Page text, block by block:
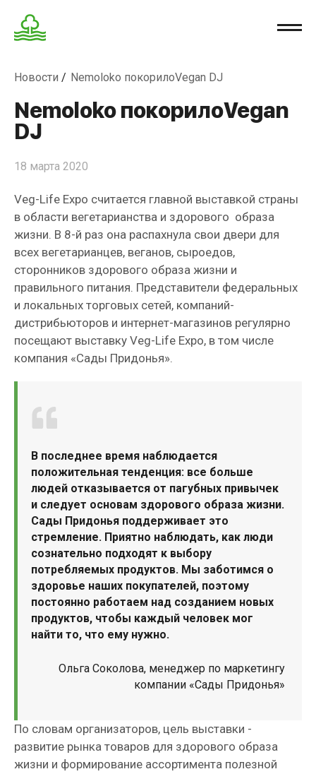
Новости Nemoloko покорилоVegan DJ
Nemoloko покорилоVegan
DJ
18 марта 2020
Veg-Life Expo считается главной выставкой страны
в области вегетарианства и здорового образа
жизни. В 8-й раз она распахнула свои двери для
всех вегетарианцев, веганов, сыроедов,
сторонников здорового образа жизни и
правильного питания. Представители федеральных
и локальных торговых сетей, компаний-
дистрибьюторов и интернет-магазинов регулярно
посещают выставку Veg-Life Expo, в том числе
компания «Сады Придонья».
В последнее время наблюдается
положительная тенденция: все больше
людей отказывается от пагубных привычек
и следует основам здорового образа жизни.
Сады Придонья поддерживает это
стремление. Приятно наблюдать, как люди
сознательно подходят к выбору
потребляемых продуктов. Мы заботимся о
здоровье наших покупателей, поэтому
постоянно работаем над созданием новых
продуктов, чтобы каждый человек мог
найти то, что ему нужно.
Ольга Соколова, менеджер по маркетингу
компании «Сады Придонья»
По словам организаторов, цель выставки -
развитие рынка товаров для здорового образа
жизни и формирование ассортимента полезной